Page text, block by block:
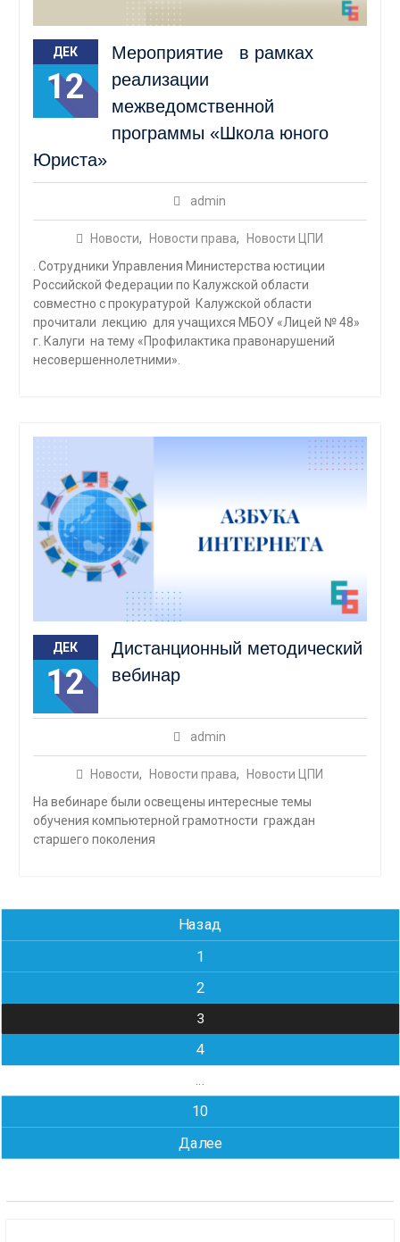
ДЕК
12
Мероприятие в рамках
реализации
межведомственной
программы «Школа юного
Юриста»
admin
Новости, Новости права,
Новости ЦПИ
. Сотрудники Управления Министерства юстиции
Российской Федерации по Калужской области
совместно с прокуратурой Калужской области
прочитали лекцию для учащихся МБОУ «Лицей № 48»
г. Калуги на тему «Профилактика правонарушений
несовершеннолетними».
ДЕК
12
Дистанционный методический
вебинар
admin
Новости, Новости права,
Новости ЦПИ
На вебинаре были освещены интересные темы
обучения компьютерной грамотности граждан
старшего поколения
Навигация
по
записям
Назад
1
2
3
4
10
Далее